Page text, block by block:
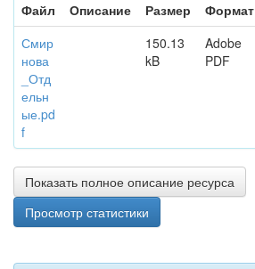
Файл
Описание Размер
Формат
Смир
нова
_Отд
ельн
ые.pd
f
150.13
kB
Adobe
PDF
Показать полное описание ресурса
Просмотр статистики